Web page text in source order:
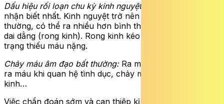
Dấu hiệu rối loạn chu kỳ kinh nguyệt:
nhận biết nhất. Kinh nguyệt trở nên không đều, thất
thường, có thể ra nhiều hơn bình thường hoặc kéo dài
dai dẳng (rong kinh). Rong kinh kéo dài sẽ dẫn đến tình
trạng thiếu máu nặng.
Chảy máu âm đạo bất thường: Ra máu giữa chu kỳ kinh,
ra máu khi quan hệ tình dục, chảy máu âm đạo sau mãn
kinh…
Việc chẩn đoán sớm và can thiệp kịp thời sẽ giúp phụ